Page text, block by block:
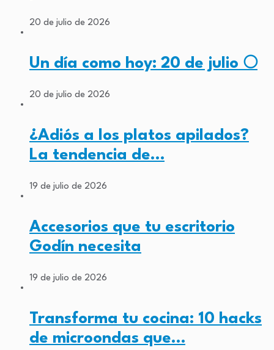
20 de julio de 2026
Un día como hoy: 20 de julio 🌕
20 de julio de 2026
¿Adiós a los platos apilados?
La tendencia de…
19 de julio de 2026
Accesorios que tu escritorio
Godín necesita
19 de julio de 2026
Transforma tu cocina: 10 hacks
de microondas que…